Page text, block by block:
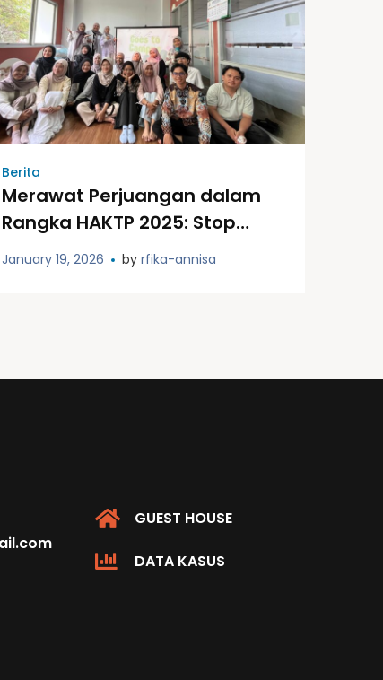
Berita
Merawat Perjuangan dalam
Rangka HAKTP 2025: Stop
Kekerasan, Kembalikan
January 19, 2026 by rfika-annisa
GUEST HOUSE
DATA KASUS